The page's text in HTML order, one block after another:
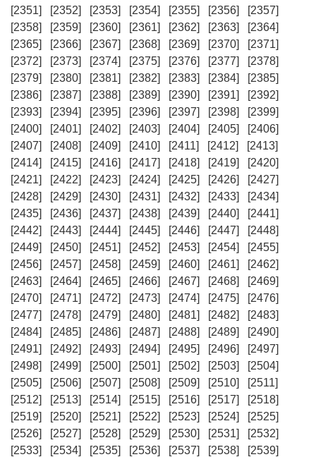
[2351]
[2352] [2353] [2354] [2355] [2356]
[2357]
[2358]
[2359] [2360] [2361] [2362] [2363]
[2364]
[2365]
[2366] [2367] [2368] [2369] [2370]
[2371]
[2372]
[2373] [2374] [2375] [2376] [2377]
[2378]
[2379]
[2380] [2381] [2382] [2383] [2384]
[2385]
[2386]
[2387] [2388] [2389] [2390] [2391]
[2392]
[2393]
[2394] [2395] [2396] [2397] [2398]
[2399]
[2400]
[2401] [2402] [2403] [2404] [2405]
[2406]
[2407]
[2408] [2409] [2410] [2411] [2412]
[2413]
[2414]
[2415] [2416] [2417] [2418] [2419]
[2420]
[2421]
[2422] [2423] [2424] [2425] [2426]
[2427]
[2428]
[2429] [2430] [2431] [2432] [2433]
[2434]
[2435]
[2436] [2437] [2438] [2439] [2440]
[2441]
[2442]
[2443] [2444] [2445] [2446] [2447]
[2448]
[2449]
[2450] [2451] [2452] [2453] [2454]
[2455]
[2456]
[2457] [2458] [2459] [2460] [2461]
[2462]
[2463]
[2464] [2465] [2466] [2467] [2468]
[2469]
[2470]
[2471] [2472] [2473] [2474] [2475]
[2476]
[2477]
[2478] [2479] [2480] [2481] [2482]
[2483]
[2484]
[2485] [2486] [2487] [2488] [2489]
[2490]
[2491]
[2492] [2493] [2494] [2495] [2496]
[2497]
[2498]
[2499] [2500] [2501] [2502] [2503]
[2504]
[2505]
[2506] [2507] [2508] [2509] [2510]
[2511]
[2512]
[2513] [2514] [2515] [2516] [2517]
[2518]
[2519]
[2520] [2521] [2522] [2523] [2524]
[2525]
[2526]
[2527] [2528] [2529] [2530] [2531]
[2532]
[2533]
[2534] [2535] [2536] [2537] [2538]
[2539]